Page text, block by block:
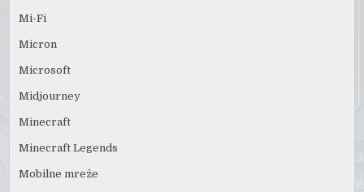
Mi-Fi
Micron
Microsoft
Midjourney
Minecraft
Minecraft Legends
Mobilne mreže